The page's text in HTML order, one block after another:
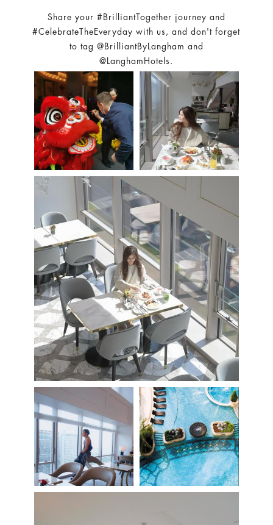
Share your #BrilliantTogether journey and
#CelebrateTheEveryday with us, and don't forget
to tag @BrilliantByLangham and
@LanghamHotels.